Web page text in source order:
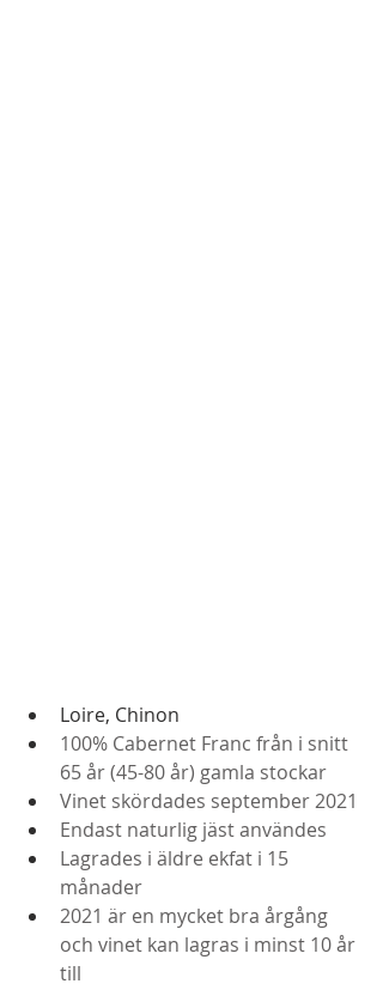
Loire, Chinon
100% Cabernet Franc från i snitt
65 år (45-80 år) gamla stockar
Vinet skördades september 2021
Endast naturlig jäst användes
Lagrades i äldre ekfat i 15
månader
2021 är en mycket bra årgång
och vinet kan lagras i minst 10 år
till